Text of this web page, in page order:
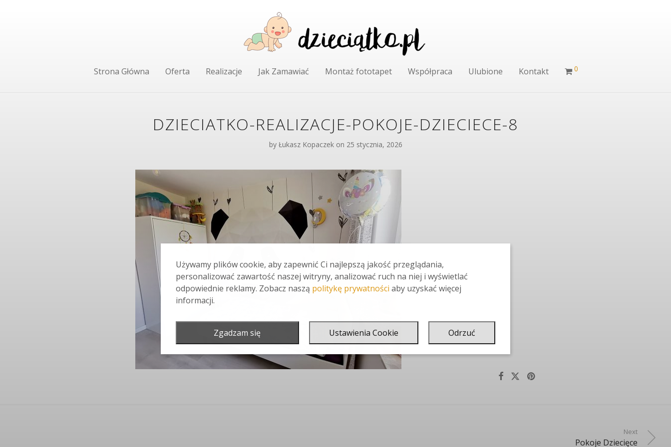
Strona Główna Oferta Realizacje Jak Zamawiać Montaż fototapet Współpraca Ulubione Kontakt 0
DZIECIATKO-REALIZACJE-POKOJE-DZIECIECE-8
by Łukasz Kopaczek on 25 stycznia, 2026
Next
Pokoje Dziecięce
Używamy plików cookie, aby zapewnić Ci najlepszą jakość przeglądania,
personalizować zawartość naszej witryny, analizować ruch na niej i wyświetlać
odpowiednie reklamy. Zobacz naszą politykę prywatności aby uzyskać więcej
informacji.
Zgadzam się Ustawienia Cookie Odrzuć